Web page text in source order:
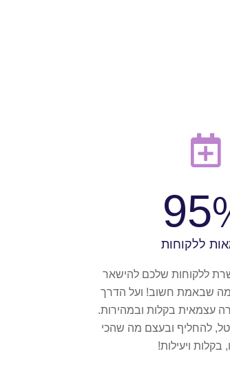
100
ללקוחות
ללקוחות שלכם להישאר
שבאמת חשוב! ועל הדרך
עצמאית בקלות ובמהירות.
להחליף ובעצם מה שהכי
בקלות ויעילות!